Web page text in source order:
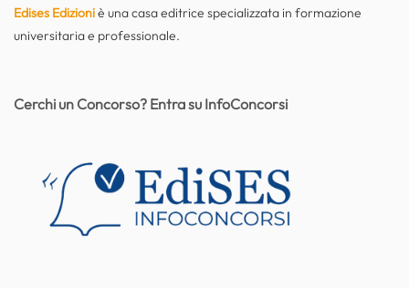
Edises Edizioniè una casa editrice specializzata in formazione
universitaria e professionale.
Cerchi un Concorso? Entra su InfoConcorsi